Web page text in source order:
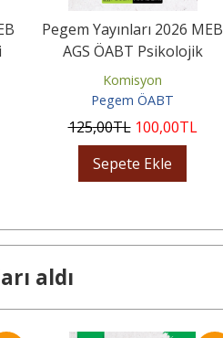
Pegem Yayınları 2026 MEB
AGS ÖABT Psikolojik
Danışma ve Rehberlik...
Komisyon
Pegem ÖABT
125,00TL 100,00TL
Sepete Ekle
aldı